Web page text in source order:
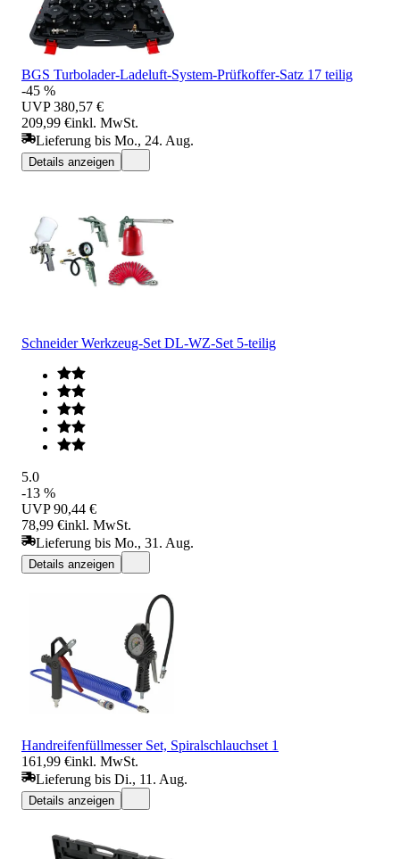
BGS Turbolader-Ladeluft-System-Prüfkoffer-Satz 17 teilig
-45 %
UVP 380,57 €
209,99 €inkl. MwSt.
Lieferung bis Mo., 24. Aug.
Details anzeigen
Schneider Werkzeug-Set DL-WZ-Set 5-teilig
5.0
-13 %
UVP 90,44 €
78,99 €inkl. MwSt.
Lieferung bis Mo., 31. Aug.
Details anzeigen
Handreifenfüllmesser Set, Spiralschlauchset 1
161,99 €inkl. MwSt.
Lieferung bis Di., 11. Aug.
Details anzeigen